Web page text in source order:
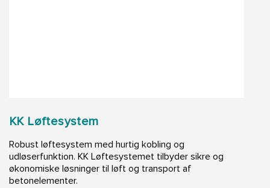
KK Løftesystem
Robust løftesystem med hurtig kobling og
udløserfunktion. KK Løftesystemet tilbyder sikre og
økonomiske løsninger til løft og transport af
betonelementer.